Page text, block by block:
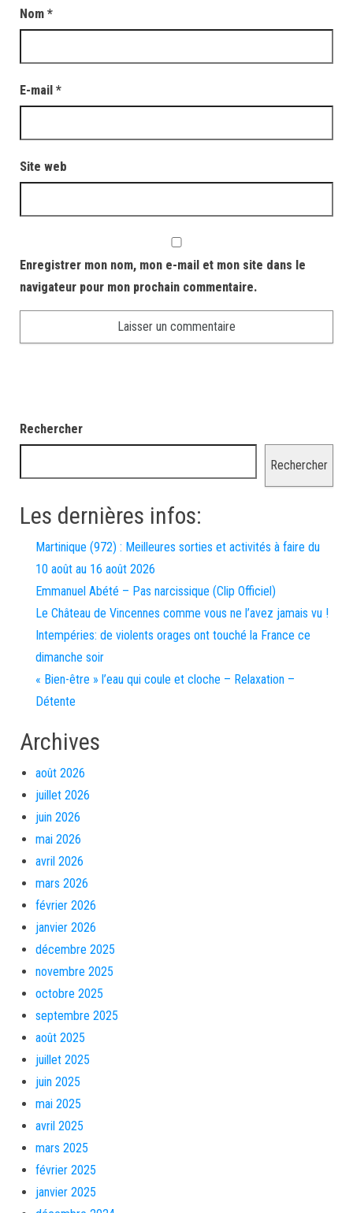
Nom *
E-mail *
Site web
Enregistrer mon nom, mon e-mail et mon site dans le
navigateur pour mon prochain commentaire.
Rechercher
Rechercher
Les dernières infos:
Martinique (972) : Meilleures sorties et activités à faire du
10 août au 16 août 2026
Emmanuel Abété – Pas narcissique (Clip Officiel)
Le Château de Vincennes comme vous ne l’avez jamais vu !
Intempéries: de violents orages ont touché la France ce
dimanche soir
« Bien-être » l’eau qui coule et cloche – Relaxation –
Détente
Archives
août 2026
juillet 2026
juin 2026
mai 2026
avril 2026
mars 2026
février 2026
janvier 2026
décembre 2025
novembre 2025
octobre 2025
septembre 2025
août 2025
juillet 2025
juin 2025
mai 2025
avril 2025
mars 2025
février 2025
janvier 2025